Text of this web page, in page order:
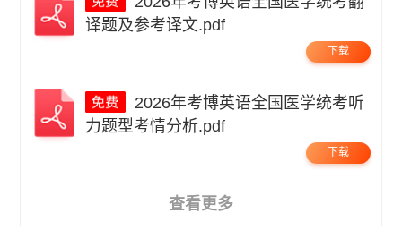
译题及参考译文.pdf
下载
力题型考情分析.pdf
下载
查看更多